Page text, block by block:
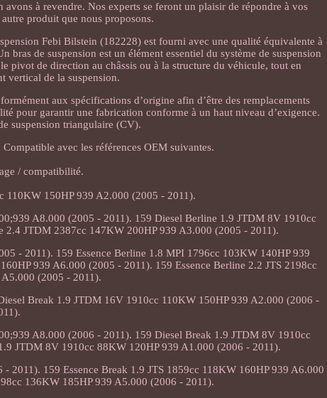
à revendre. Nos experts se feront un plaisir de répondre à vos
produit que nous proposons.
Febi Bilstein (182228) est fourni avec une qualité équivalente à
bras de suspension est un élément essentiel du système de suspension
pivot de direction au châssis ou à la structure du véhicule, tout en
vertical de la suspension.
aux spécifications d’origine afin d’être des remplacements
pour garantir une fabrication conforme à un haut niveau d’exigence.
suspension triangulaire (CV).
avec les références OEM suivantes.
/ compatibilité.
110KW 150HP 939 A2.000 (2005 - 2011).
A8.000 (2005 - 2011). 159 Diesel Berline 1.9 JTDM 8V 1910cc
JTDM 2387cc 147KW 200HP 939 A3.000 (2005 - 2011).
- 2011). 159 Essence Berline 1.8 MPI 1796cc 103KW 140HP 939
939 A6.000 (2005 - 2011). 159 Essence Berline 2.2 JTS 2198cc
(2005 - 2011).
Break 1.9 JTDM 16V 1910cc 110KW 150HP 939 A2.000 (2006 -
A8.000 (2006 - 2011). 159 Diesel Break 1.9 JTDM 8V 1910cc
JTDM 8V 1910cc 88KW 120HP 939 A1.000 (2006 - 2011).
159 Essence Break 1.9 JTS 1859cc 118KW 160HP 939 A6.000
136KW 185HP 939 A5.000 (2006 - 2011).